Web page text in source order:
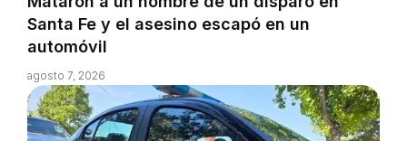
Santa Fe y el asesino escapó en un
automóvil
agosto 7, 2026